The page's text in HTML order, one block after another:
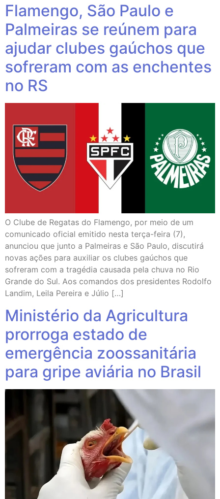
Flamengo, São Paulo e
Palmeiras se reúnem para
ajudar clubes gaúchos que
sofreram com as enchentes
no RS
O Clube de Regatas do Flamengo, por meio de um
comunicado oficial emitido nesta terça-feira (7),
anunciou que junto a Palmeiras e São Paulo, discutirá
novas ações para auxiliar os clubes gaúchos que
sofreram com a tragédia causada pela chuva no Rio
Grande do Sul. Aos comandos dos presidentes Rodolfo
Landim, Leila Pereira e Júlio […]
Ministério da Agricultura
prorroga estado de
emergência zoossanitária
para gripe aviária no Brasil